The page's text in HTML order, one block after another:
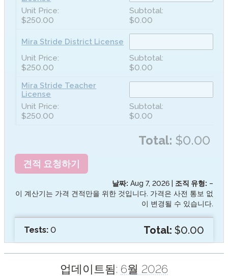
$250.00 $0.00
Mira Stride District License
$250.00 $0.00
Mira Stride Teacher
License
$250.00 $0.00
Total: $0.00
견적 요청하기
날짜: Aug 7, 2026 조직 유형: –
이 계산기는 가격 견적만을 위한 것입니다. 가격은 사전 통보 없
이 변경될 수 있습니다.
Tests: 0 Total: $0.00
업데이트됨: 6월 2026